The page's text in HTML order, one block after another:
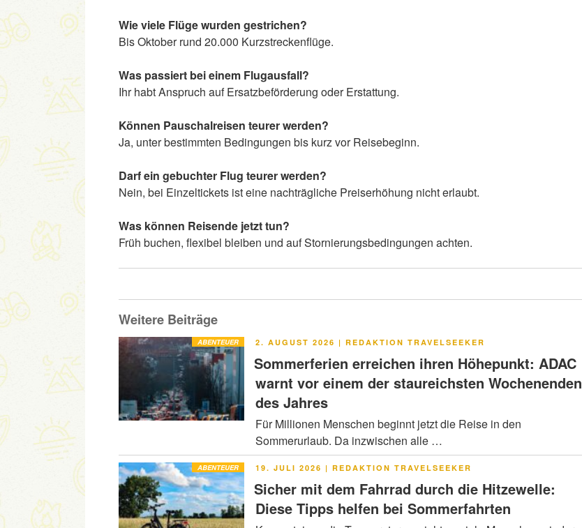
Wie viele Flüge wurden gestrichen?
Bis Oktober rund 20.000 Kurzstreckenflüge.
Was passiert bei einem Flugausfall?
Ihr habt Anspruch auf Ersatzbeförderung oder Erstattung.
Können Pauschalreisen teurer werden?
Ja, unter bestimmten Bedingungen bis kurz vor Reisebeginn.
Darf ein gebuchter Flug teurer werden?
Nein, bei Einzeltickets ist eine nachträgliche Preiserhöhung nicht erlaubt.
Was können Reisende jetzt tun?
Früh buchen, flexibel bleiben und auf Stornierungsbedingungen achten.
Weitere Beiträge
ABENTEUER
VERÖFFENTLICHT
2. AUGUST 2026 | REDAKTION TRAVELSEEKER
Sommerferien erreichen ihren Höhepunkt: ADAC
warnt vor einem der staureichsten Wochenenden
des Jahres
Für Millionen Menschen beginnt jetzt die Reise in den
Sommerurlaub. Da inzwischen alle …
ABENTEUER
VERÖFFENTLICHT
19. JULI 2026 | REDAKTION TRAVELSEEKER
Sicher mit dem Fahrrad durch die Hitzewelle:
Diese Tipps helfen bei Sommerfahrten